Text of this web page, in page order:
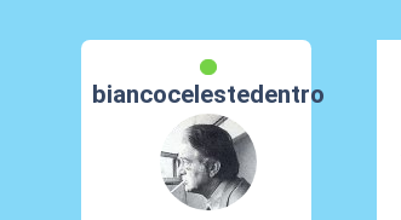
biancocelestedentro